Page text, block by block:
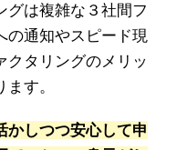
グは複雑な３社間フ
の通知やスピード現
クタリングのメリッ
す。
かしつつ安心して申